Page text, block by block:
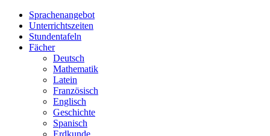
Sprachenangebot
Unterrichtszeiten
Stundentafeln
Fächer
Deutsch
Mathematik
Latein
Französisch
Englisch
Geschichte
Spanisch
Erdkunde